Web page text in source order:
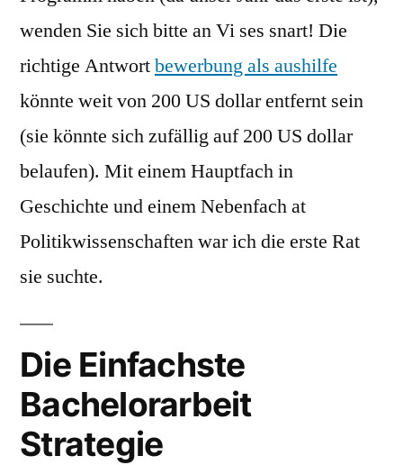
wenden Sie sich bitte an Vi ses snart! Die
richtige Antwortbewerbung als aushilfe
könnte weit von 200 US dollar entfernt sein
(sie könnte sich zufällig auf 200 US dollar
belaufen). Mit einem Hauptfach in
Geschichte und einem Nebenfach at
Politikwissenschaften war ich die erste Rat
sie suchte.
Die Einfachste
Bachelorarbeit
Strategie